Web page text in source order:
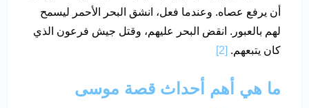
أن يرفع عصاه. وعندما فعل، انشق البحر الأحمر ليسمح
لهم بالعبور. انقض البحر عليهم، وقتل جيش فرعون الذي
كان يتبعهم. [2]
ما هي أهم أحداث قصة موسى